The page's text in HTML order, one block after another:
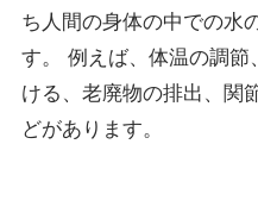
ち人間の身体の中での水
す。 例えば、体温の調節
ける、老廃物の排出、関
どがあります。